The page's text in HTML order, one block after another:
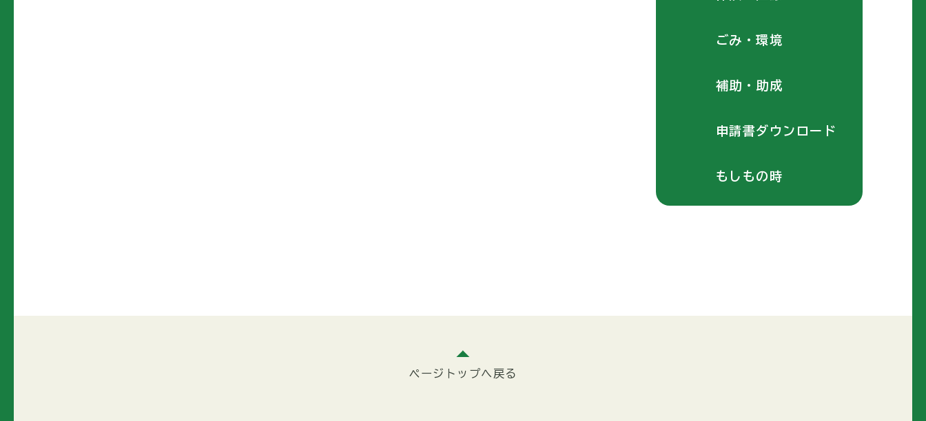
ごみ・環境
補助・助成
申請書ダウンロード
もしもの時
ページトップへ戻る